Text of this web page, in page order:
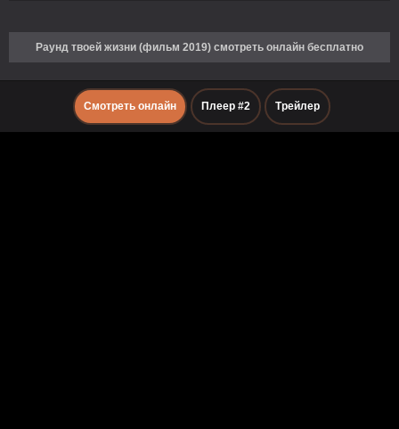
Раунд твоей жизни (фильм 2019) смотреть онлайн бесплатно
Смотреть онлайн Плеер #2 Трейлер